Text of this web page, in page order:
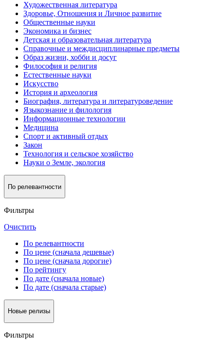
Художественная литература
Здоровье, Отношения и Личное развитие
Общественные науки
Экономика и бизнес
Детская и образовательная литература
Справочные и междисциплинарные предметы
Образ жизни, хобби и досуг
Философия и религия
Естественные науки
Искусство
История и археология
Биография, литература и литературоведение
Языкознание и филология
Информационные технологии
Медицина
Спорт и активный oтдых
Закон
Технология и сельское хозяйство
Науки о Земле, экология
По релевантности
Фильтры
Очистить
По релевантности
По цене (сначала дешевые)
По цене (сначала дорогие)
По рейтингу
По дате (сначала новые)
По дате (сначала старые)
Новые релизы
Фильтры